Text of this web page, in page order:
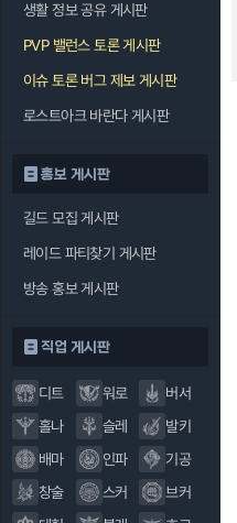
생활 정보 공유 게시판
PVP 밸런스 토론 게시판
이슈 토론 버그 제보 게시판
로스트아크 바란다 게시판
홍보 게시판
길드 모집 게시판
레이드 파티찾기 게시판
방송 홍보 게시판
직업 게시판
디트 워로
버서
홀나
슬레
발키
배마
인파
기공
창술
스커
브커